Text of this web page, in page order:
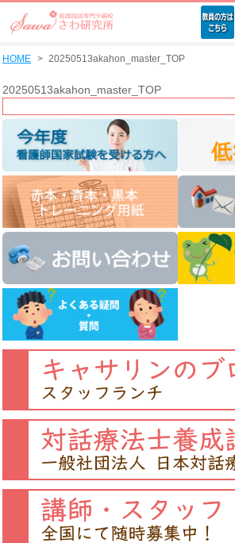
HOME 20250513akahon_master_TOP
20250513akahon_master_TOP